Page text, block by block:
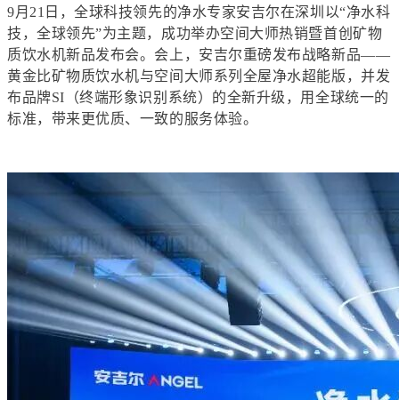
9月21日，全球科技领先的净水专家安吉尔在深圳以“净水科
技，全球领先”为主题，成功举办空间大师热销暨首创矿物
质饮水机新品发布会。会上，安吉尔重磅发布战略新品——
黄金比矿物质饮水机与空间大师系列 全屋净水超能版 ，并发
布品牌SI（终端形象识别系统）的全新升级， 用全球统一的
标准，带来更优质、一致的服务体验。